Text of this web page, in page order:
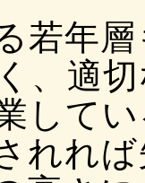
若年層
、適
して
れれ